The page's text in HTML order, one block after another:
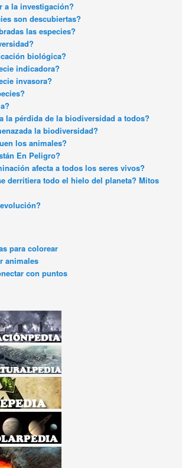
a la investigación?
son descubiertas?
las especies?
biológica?
indicadora?
invasora?
la pérdida de la biodiversidad a todos?
la biodiversidad?
los animales?
En Peligro?
afecta a todos los seres vivos?
derritiera todo el hielo del planeta? Mitos
para colorear
animales
con puntos